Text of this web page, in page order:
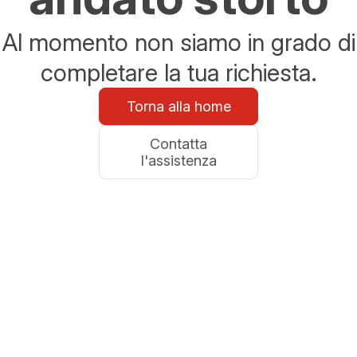
Al momento non siamo in grado di
completare la tua richiesta.
Torna alla home
Contatta
l'assistenza